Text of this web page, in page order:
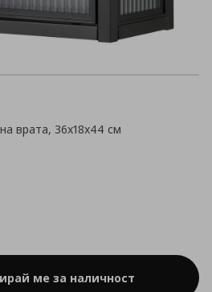
врата, 36x18x44 см
ме за наличност